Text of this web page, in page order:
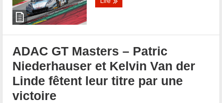
ADAC GT Masters – Patric
Niederhauser et Kelvin Van der
Linde fêtent leur titre par une
victoire